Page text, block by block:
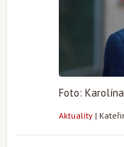
Foto:
Aktuality |